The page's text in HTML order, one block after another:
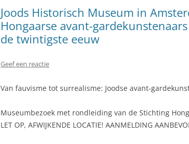
Joods Historisch Museum in
Hongaarse avant-
de twintigste eeuw
Geef een reactie
Van fauvisme tot surrealisme: Joodse avant-
Museumbezoek met rondleiding van de Stichting
LET OP, AFWIJKENDE LOCATIE! AANMELDING